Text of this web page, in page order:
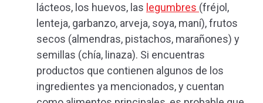
lácteos, los huevos, las legumbres (fréjol,
lenteja, garbanzo, arveja, soya, maní), frutos
secos (almendras, pistachos, marañones) y
semillas (chía, linaza). Si encuentras
productos que contienen algunos de los
ingredientes ya mencionados, y cuentan